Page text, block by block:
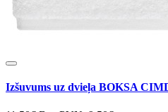
Izšuvums uz dvieļa BOKSA